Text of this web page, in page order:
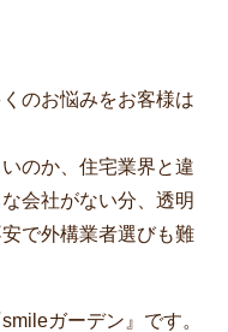
のお悩みをお客様は
のか、住宅業界と違
会社がない分、透明
で外構業者選びも難
ガーデン』です。